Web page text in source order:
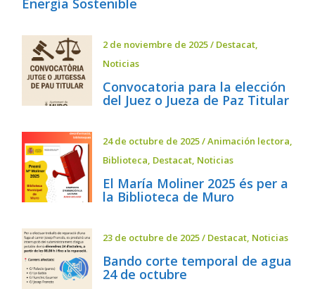
2 de noviembre de 2025/ Destacat,
Noticias
Convocatoria para la elección
del Juez o Jueza de Paz Titular
24 de octubre de 2025/Animación lectora,
Biblioteca, Destacat, Noticias
El María Moliner 2025 és per a
la Biblioteca de Muro
23 de octubre de 2025/ Destacat, Noticias
Bando corte temporal de agua
24 de octubre